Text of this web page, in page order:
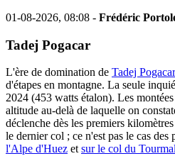
01-08-2026, 08:08 - Frédéric
Tadej Pogacar
L'ère de domination de Tadej Pogacar
d'étapes en montagne. La seule
2024 (453 watts étalon). Les
altitude au-delà de laquelle on
déclenche dès les premiers
le dernier col ; ce n'est pas le cas
l'Alpe d'Huez etsur le col du